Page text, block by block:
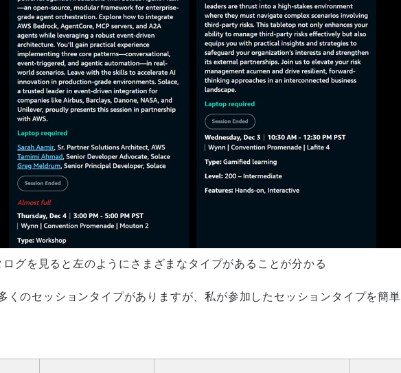
ログを見ると左のようにさまざまなタイプがあることが分かる
くのセッションタイプがありますが、私が参加したセッションタイプを簡単